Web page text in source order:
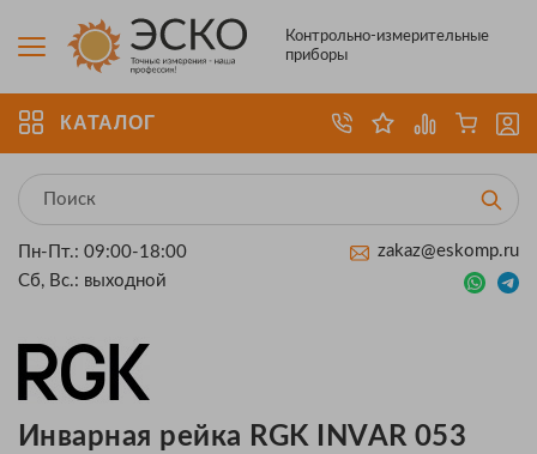
Контрольно-измерительные
приборы
КАТАЛОГ
Пн-Пт.: 09:00-18:00
Сб, Вс.: выходной
zakaz@eskomp.ru
Инварная рейка RGK INVAR 053